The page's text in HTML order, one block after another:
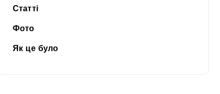
Статті
Фото
Як це було